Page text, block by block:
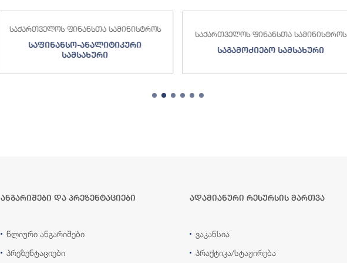
საქართველოს ფინანსთა სამინისტროს
საფინანსო-ანალიტიკური
სამსახური
საქართველოს ფინანსთა სამინისტროს
საგამოძიებო სამსახური
ანგარიშები და პრეზენტაციები
წლიური ანგარიშები
პრეზენტაციები
ადამიანური რესურსის მართვა
ვაკანსია
პრაქტიკა/სტაჟირება